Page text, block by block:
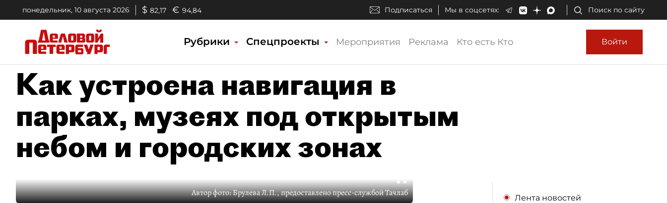
понедельник, 10 августа 2026 $ 82,17 € 94,84 Подписаться Мы в соцсетях: Поиск по сайту
Рубрики Спецпроекты Мероприятия Реклама Кто есть Кто Войти
Как устроена навигация в
парках, музеях под открытым
небом и городских зонах
Автор фото:Брулева Л.П., предоставлено пресс-службой Тачлаб Лента новостей